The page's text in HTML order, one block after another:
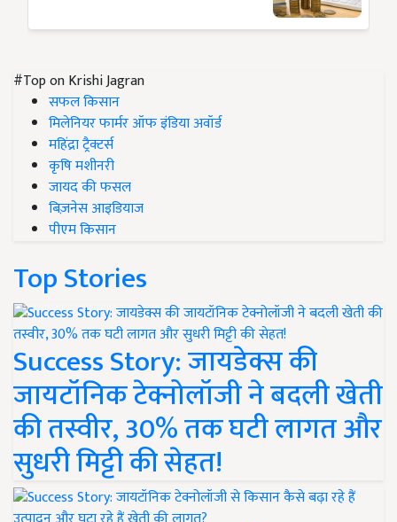
#Top on Krishi Jagran
सफल किसान
मिलेनियर फार्मर ऑफ इंडिया अवॉर्ड
महिंद्रा ट्रैक्टर्स
कृषि मशीनरी
जायद की फसल
बिज़नेस आइडियाज
पीएम किसान
Top Stories
Success Story: जायडेक्स की
जायटॉनिक टेक्नोलॉजी ने बदली खेती
की तस्वीर, 30% तक घटी लागत और
सुधरी मिट्टी की सेहत!